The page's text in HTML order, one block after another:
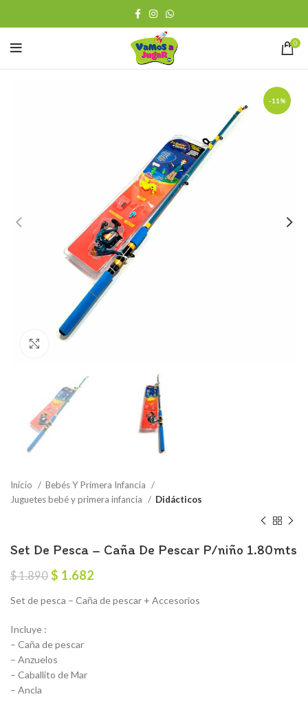
0
-11%
Click to enlarge
Inicio
Bebés Y Primera Infancia
Juguetes bebé y primera infancia
Didácticos
Set De Pesca – Caña De Pescar P/niño 1.80mts
$1.890 El
original
$ 1.682
actual
Set de pesca – Caña de pescar + Accesorios
Incluye :
– Caña de pescar
– Anzuelos
– Caballito de Mar
– Ancla